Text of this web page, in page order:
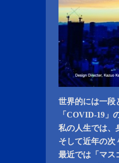
世界的には一段
「COVID-19」
私の人生では、
そして近年の次
最近では「マス